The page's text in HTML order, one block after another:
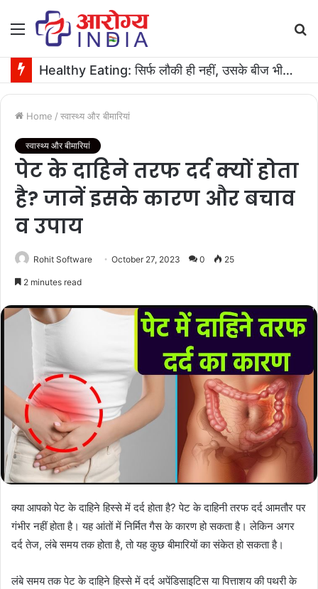
Menu
Healthy Eating: सिर्फ लौकी ही नहीं, उसके बीज भी हैं काम के! फायदे मिलेंगे कमाल के!
Home / स्वास्थ्य और बीमारियां
स्वास्थ्य और बीमारियां
पेट के दाहिने तरफ दर्द क्यों होता
है? जानें इसके कारण और बचाव
व उपाय
Rohit Software October 27, 2023 0 25
2 minutes read
क्या आपको पेट के दाहिने हिस्से में दर्द होता है? पेट के दाहिनी तरफ दर्द आमतौर पर
गंभीर नहीं होता है। यह आंतों में निर्मित गैस के कारण हो सकता है। लेकिन अगर
दर्द तेज, लंबे समय तक होता है, तो यह कुछ बीमारियों का संकेत हो सकता है।
लंबे समय तक पेट के दाहिने हिस्से में दर्द अपेंडिसाइटिस या पित्ताशय की पथरी के